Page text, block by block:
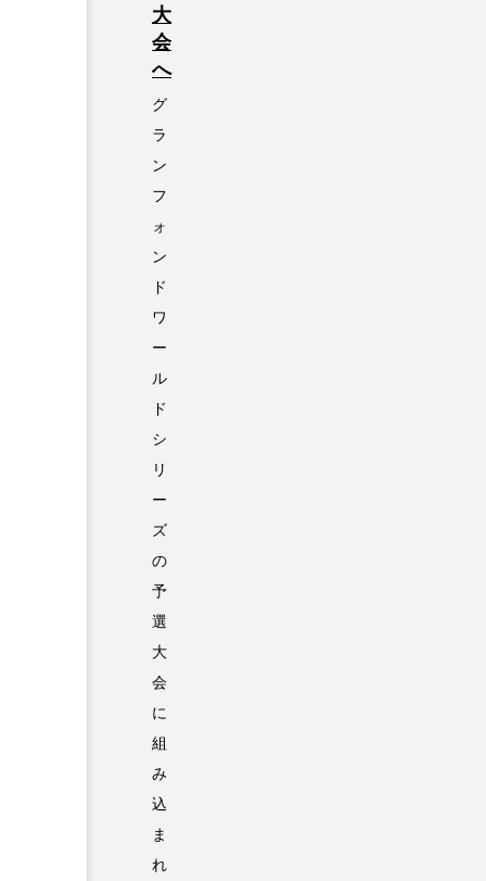
大
会
へ
グ
ラ
ン
フ
ォ
ン
ド
ワ
ー
ル
ド
シ
リ
ー
ズ
の
予
選
大
会
に
組
み
込
ま
れ